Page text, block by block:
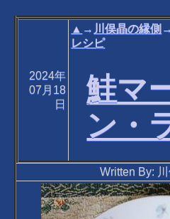
2024年
07月18
日
▲ → 川俣晶の縁側
レシピ
鮭マ
ン・
Written By: